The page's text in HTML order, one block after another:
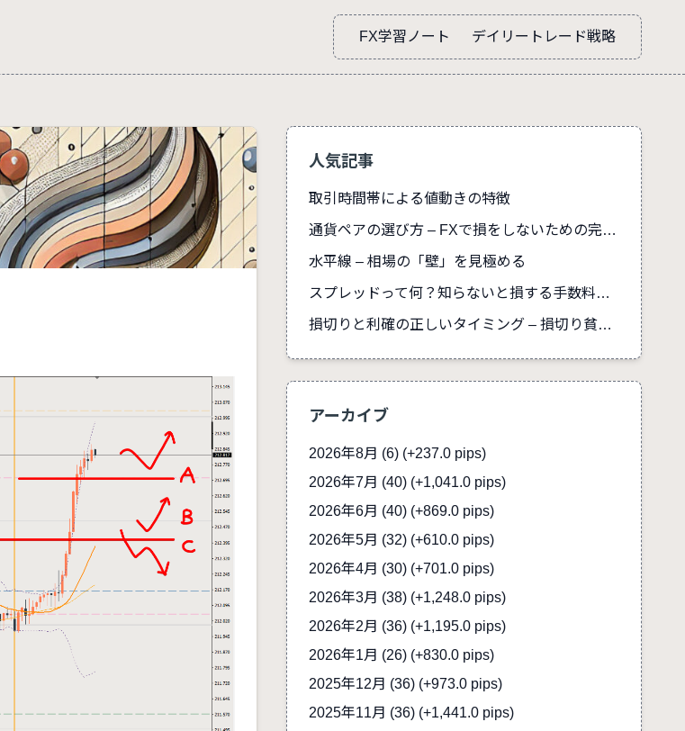
FX学習ノート デイリートレード戦略
人気記事
取引時間帯による値動きの特徴
通貨ペアの選び方 – FXで損をしないための完全ガイド
水平線 – 相場の「壁」を見極める
スプレッドって何？知らないと損する手数料の真実
損切りと利確の正しいタイミング – 損切り貧乏を防ぐ
アーカイブ
2026年8月 (6) (+237.0 pips)
2026年7月 (40) (+1,041.0 pips)
2026年6月 (40) (+869.0 pips)
2026年5月 (32) (+610.0 pips)
2026年4月 (30) (+701.0 pips)
2026年3月 (38) (+1,248.0 pips)
2026年2月 (36) (+1,195.0 pips)
2026年1月 (26) (+830.0 pips)
2025年12月 (36) (+973.0 pips)
2025年11月 (36) (+1,441.0 pips)